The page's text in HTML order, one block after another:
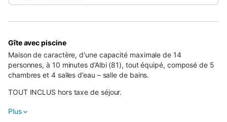
Gîte avec piscine
Maison de caractère, d'une capacité maximale de 14
personnes, à 10 minutes d’Albi (81), tout équipé, composé de 5
chambres et 4 salles d’eau – salle de bains.
TOUT INCLUS hors taxe de séjour.
Climatisation et piscine chauffée de juin à septembre. Maison de
Plus